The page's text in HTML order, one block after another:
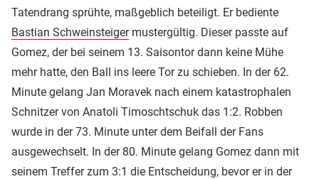
Tatendrang sprühte, maßgeblich beteiligt. Er bediente
Bastian Schweinsteigermustergültig. Dieser passte auf
Gomez, der bei seinem 13. Saisontor dann keine Mühe
mehr hatte, den Ball ins leere Tor zu schieben. In der 62.
Minute gelang Jan Moravek nach einem katastrophalen
Schnitzer von Anatoli Timoschtschuk das 1:2. Robben
wurde in der 73. Minute unter dem Beifall der Fans
ausgewechselt. In der 80. Minute gelang Gomez dann mit
seinem Treffer zum 3:1 die Entscheidung, bevor er in der